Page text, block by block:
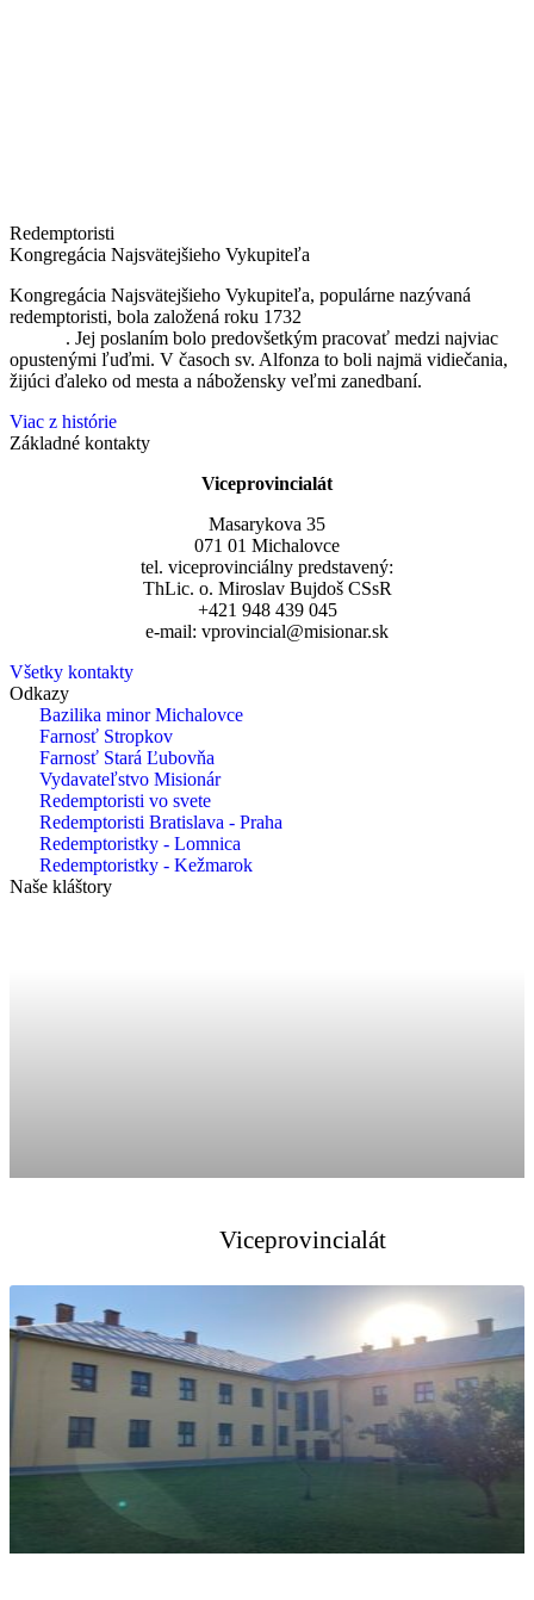
Redemptoristi
Kongregácia Najsvätejšieho Vykupiteľa
Kongregácia Najsvätejšieho Vykupiteľa, populárne nazývaná
redemptoristi, bola založená roku 1732
. Jej poslaním bolo predovšetkým pracovať medzi najviac
opustenými ľuďmi. V časoch sv. Alfonza to boli najmä vidiečania,
žijúci ďaleko od mesta a nábožensky veľmi zanedbaní.
Viac z histórie
Základné kontakty
Viceprovincialát
Masarykova 35
071 01 Michalovce
tel. viceprovinciálny predstavený:
ThLic. o. Miroslav Bujdoš CSsR
+421 948 439 045
e-mail: vprovincial@misionar.sk
Všetky kontakty
Odkazy
Bazilika minor Michalovce
Farnosť Stropkov
Farnosť Stará Ľubovňa
Vydavateľstvo Misionár
Redemptoristi vo svete
Redemptoristi Bratislava - Praha
Redemptoristky - Lomnica
Redemptoristky - Kežmarok
Naše kláštory
Viceprovincialát